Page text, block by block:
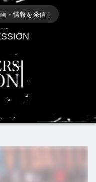
・情報を発信！